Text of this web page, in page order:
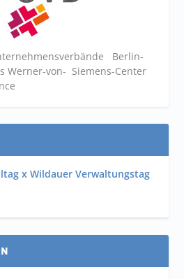
Berlin-
Werner-von- Siemens-Center
x Wildauer Verwaltungstag